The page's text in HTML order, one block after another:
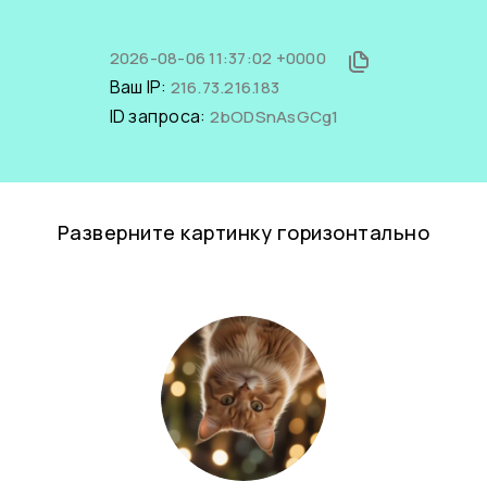
2026-08-06 11:37:02 +0000
Ваш IP: 216.73.216.183
ID запроса: 2bODSnAsGCg1
Разверните картинку горизонтально